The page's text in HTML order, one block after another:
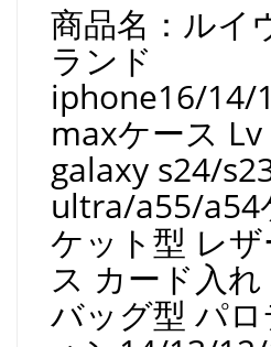
商品名：ルイ
ランド
iphone16/14/
maxケース Lv
galaxy s24/
ultra/a55/a54
ケット型 レ
ス カード入
バッグ型 パ